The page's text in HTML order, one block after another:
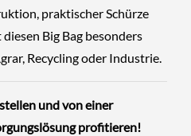
praktischer Schürze
Big Bag besonders
Recycling oder Industrie.
und von einer
profitieren!